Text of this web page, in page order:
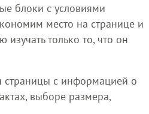
блоки с условиями
место на странице и
изучать только то, что он
страницы с информацией о
выборе размера,